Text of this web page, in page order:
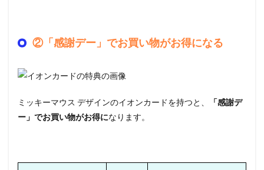
②「感謝デー」でお買い物がお得になる
ミッキーマウス デザインのイオンカードを持つと、
「感謝デ
ー」でお買い物がお得になります。